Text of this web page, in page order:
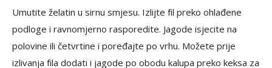
Umutite želatin u sirnu smjesu. Izlijte fil preko ohlađene
podloge i ravnomjerno rasporedite. Jagode isjecite na
polovine ili četvrtine i poređajte po vrhu. Možete prije
izlivanja fila dodati i jagode po obodu kalupa preko keksa za